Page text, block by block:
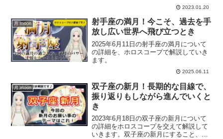
2023.01.20
月 moon
射手座の満月！今こそ、過去を手
放し広い世界へ飛び立つとき
2025年6月11日の射手座の満月について
の詳細を、ホロスコープで解説していき
ます。
2025.06.11
月 moon
双子座の新月！長期的な目線で、
振り返りもしながら進んでいくと
き
2023年6月18日の双子座の新月について
の詳細をホロスコープを交えて解説して
いきます。双子座の新月にすること、お